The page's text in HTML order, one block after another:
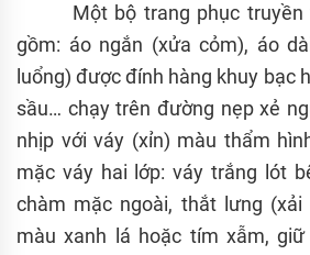
Một bộ trang phục truyền
gồm: áo ngắn (xửa cỏm), áo
luổng) được đính hàng khuy bạc
sầu… chạy trên đường nẹp xẻ
nhịp với váy (xỉn) màu thẩm
mặc váy hai lớp: váy trắng lót
chàm mặc ngoài, thắt lưng
màu xanh lá hoặc tím xẫm,